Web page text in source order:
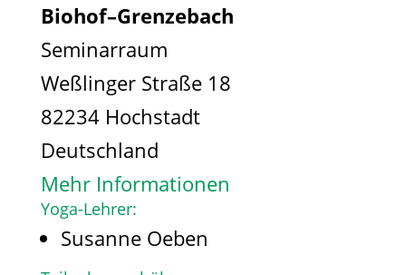
Biohof–Grenzebach
Seminarraum
Weßlinger Straße 18
82234 Hochstadt
Deutschland
Mehr Informationen
Yoga-Lehrer:
Susanne Oeben